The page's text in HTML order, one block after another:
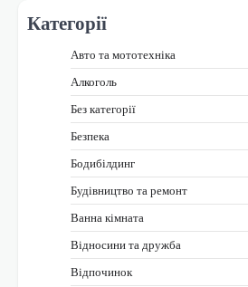
Категорії
Авто та мототехніка
Алкоголь
Без категорії
Безпека
Бодибілдинг
Будівництво та ремонт
Ванна кімната
Відносини та дружба
Відпочинок